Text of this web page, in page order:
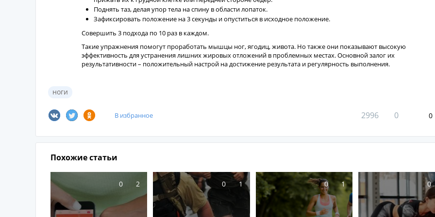
Поднять таз, делая упор тела на спину в области лопаток.
Зафиксировать положение на 3 секунды и опуститься в исходное положение.
Совершить 3 подхода по 10 раз в каждом.
Такие упражнения помогут проработать мышцы ног, ягодиц, живота. Но также они показывают высокую
эффективность для устранения лишних жировых отложений в проблемных местах. Основной залог их
результативности – положительный настрой на достижение результата и регулярность выполнения.
ноги
В избранное 2996 0 0
Похожие статьи
0 2 0 1 0 1 0